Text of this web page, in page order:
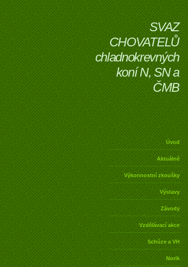
SVAZ
CHOVATELŮ
chladnokrevných
koní N, SN a
ČMB
Úvod
Aktuálně
Výkonnostní zkoušky
Výstavy
Závody
Vzdělávací akce
Schůze a VH
Norik